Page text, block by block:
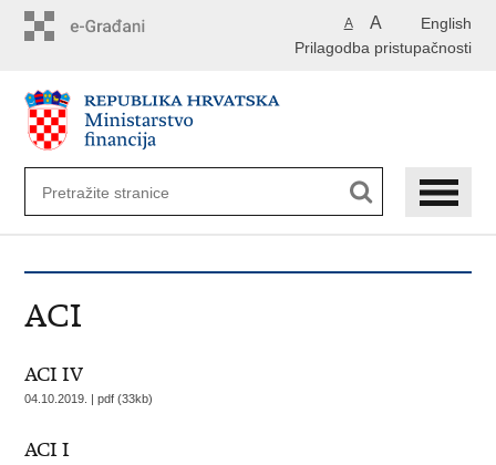
English
A A
Prilagodba pristupačnosti
ACI
ACI IV
04.10.2019. | pdf (33kb)
ACI I